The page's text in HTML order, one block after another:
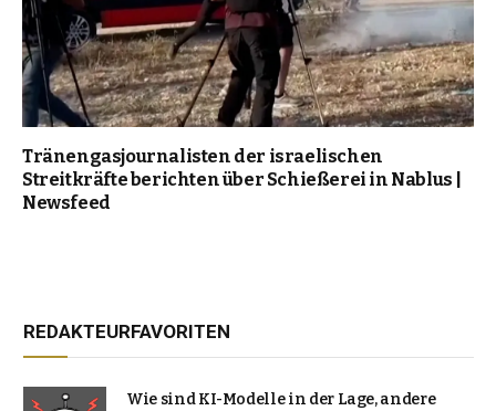
Tränengasjournalisten der israelischen
Streitkräfte berichten über Schießerei in Nablus |
Newsfeed
REDAKTEURFAVORITEN
Wie sind KI-Modelle in der Lage, andere